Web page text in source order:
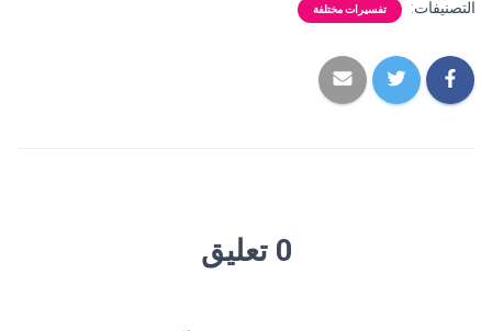
التصنيفات: تفسيرات مختلفة
0 تعليق